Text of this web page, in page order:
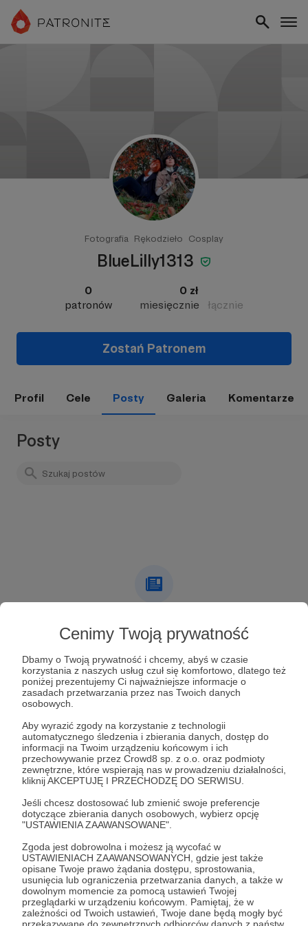
Cenimy Twoją prywatność
Dbamy o Twoją prywatność i chcemy, abyś w czasie
korzystania z naszych usług czuł się komfortowo, dlatego też
poniżej prezentujemy Ci najważniejsze informacje o
zasadach przetwarzania przez nas Twoich danych
osobowych.
Aby wyrazić zgody na korzystanie z technologii
automatycznego śledzenia i zbierania danych, dostęp do
informacji na Twoim urządzeniu końcowym i ich
przechowywanie przez Crowd8 sp. z o.o. oraz podmioty
zewnętrzne, które wspierają nas w prowadzeniu działalności,
kliknij AKCEPTUJĘ I PRZECHODZĘ DO SERWISU.
Jeśli chcesz dostosować lub zmienić swoje preferencje
dotyczące zbierania danych osobowych, wybierz opcję
"USTAWIENIA ZAAWANSOWANE".
Zgoda jest dobrowolna i możesz ją wycofać w
USTAWIENIACH ZAAWANSOWANYCH, gdzie jest także
opisane Twoje prawo żądania dostępu, sprostowania,
usunięcia lub ograniczenia przetwarzania danych, a także w
dowolnym momencie za pomocą ustawień Twojej
przeglądarki w urządzeniu końcowym. Pamiętaj, że w
zależności od Twoich ustawień, Twoje dane będą mogły być
Fotografia Rękodzieło Cosplay
BlueLilly1313
0
patronów
0 zł
miesięcznie
łącznie
Zostań Patronem
Profil Cele Posty Galeria Komentarze
Posty
Autor nie dodał jeszcze żadnych postów
Dołącz do grona Patronów!
Wesprzyj działalność AutoraBlueLilly1313już teraz!
Zostań Patronem